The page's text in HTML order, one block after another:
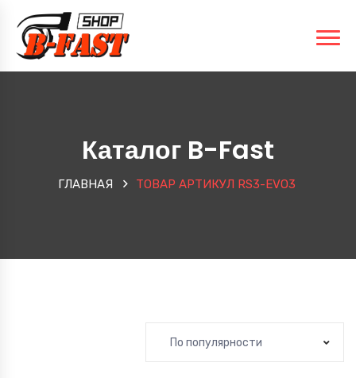
Каталог B-Fast
ГЛАВНАЯ ТОВАР АРТИКУЛ RS3-EVO3
По популярности